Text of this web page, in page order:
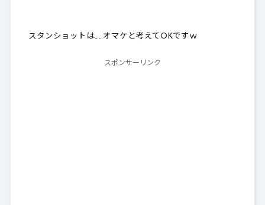
スタンショットは……オマケと考えてOKですｗ
スポンサーリンク